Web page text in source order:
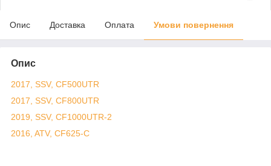
Опис Доставка Оплата Умови повернення
Опис
2017, SSV, CF500UTR
2017, SSV, CF800UTR
2019, SSV, CF1000UTR-2
2016, ATV, CF625-C